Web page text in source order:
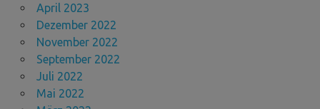
April 2023
Dezember 2022
November 2022
September 2022
Juli 2022
Mai 2022